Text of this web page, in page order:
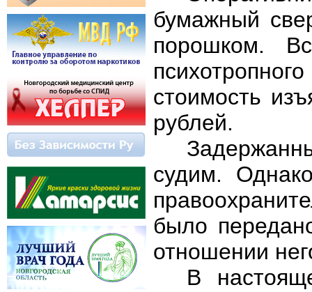
бумажный
порошком.
стоимость
рублей.
судим.
было
отношении
В